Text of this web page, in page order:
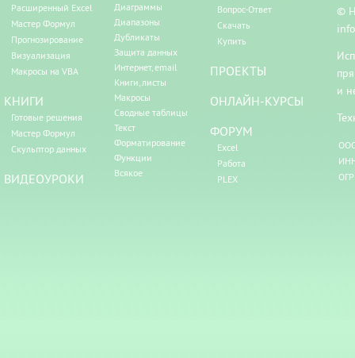
Расширенный Excel
Мастер Формул
Прогнозирование
Визуализация
Макросы на VBA
КНИГИ
Готовые решения
Мастер Формул
Скульптор данных
ВИДЕОУРОКИ
Диаграммы
Диапазоны
Дубликаты
Защита данных
Интернет, email
Книги, листы
Макросы
Сводные таблицы
Текст
Форматирование
Функции
Всякое
Вопрос-Ответ
Скачать
Купить
ПРОЕКТЫ
ОНЛАЙН-КУРСЫ
ФОРУМ
Excel
Работа
PLEX
©
и